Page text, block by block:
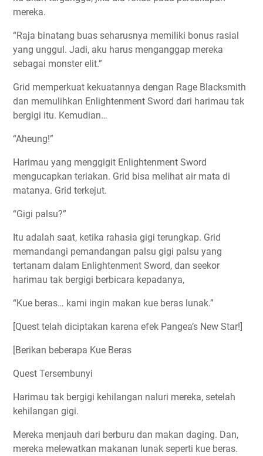
mereka.
“Raja binatang buas seharusnya memiliki bonus rasial
yang unggul. Jadi, aku harus menganggap mereka
sebagai monster elit.”
Grid memperkuat kekuatannya dengan Rage Blacksmith
dan memulihkan Enlightenment Sword dari harimau tak
bergigi itu. Kemudian…
“Aheung!”
Harimau yang menggigit Enlightenment Sword
mengucapkan teriakan. Grid bisa melihat air mata di
matanya. Grid terkejut.
“Gigi palsu?”
Itu adalah saat, ketika rahasia gigi terungkap. Grid
memandangi pemandangan palsu gigi palsu yang
tertanam dalam Enlightenment Sword, dan seekor
harimau tak bergigi berbicara kepadanya,
“Kue beras… kami ingin makan kue beras lunak.”
[Quest telah diciptakan karena efek Pangea’s New Star!]
[Berikan beberapa Kue Beras
Quest Tersembunyi
Harimau tak bergigi kehilangan naluri mereka, setelah
kehilangan gigi.
Mereka menjauh dari berburu dan makan daging. Dan,
mereka melewatkan makanan lunak seperti kue beras.